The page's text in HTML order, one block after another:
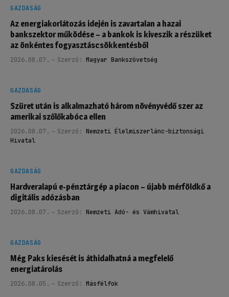
GAZDASÁG
Az energiakorlátozás idején is zavartalan a hazai
bankszektor működése – a bankok is kiveszik a részüket
az önkéntes fogyasztáscsökkentésből
2026.08.07. Szerző: Magyar Bankszövetség
GAZDASÁG
Szüret után is alkalmazható három növényvédő szer az
amerikai szőlőkabóca ellen
2026.08.07. Szerző: Nemzeti Élelmiszerlánc-biztonsági
Hivatal
GAZDASÁG
Hardveralapú e-pénztárgép a piacon – újabb mérföldkő a
digitális adózásban
2026.08.07. Szerző: Nemzeti Adó- és Vámhivatal
GAZDASÁG
Még Paks kiesését is áthidalhatná a megfelelő
energiatárolás
2026.08.05. Szerző: Másfélfok